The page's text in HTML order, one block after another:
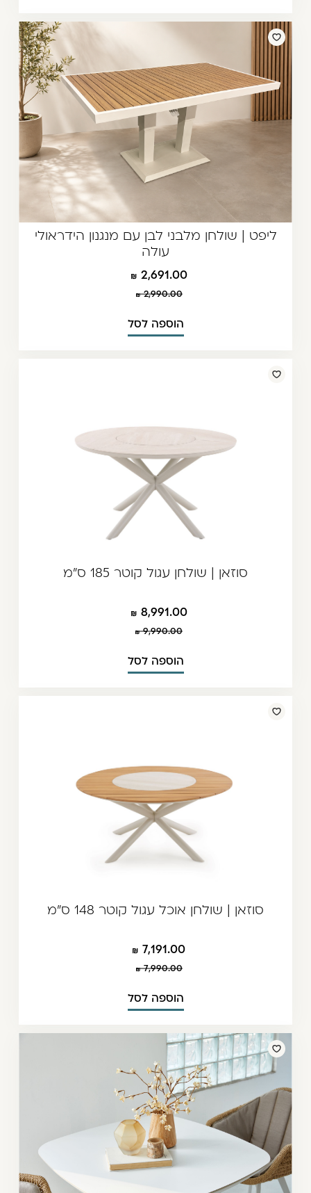
ליפט | שולחן מלבני לבן עם מנגנון הידראולי
עולה
2,691.00
2,990.00
הוספה לסל
סוזאן | שולחן עגול קוטר 185 ס"מ
8,991.00
9,990.00
הוספה לסל
סוזאן | שולחן אוכל עגול קוטר 148 ס"מ
7,191.00
7,990.00
הוספה לסל